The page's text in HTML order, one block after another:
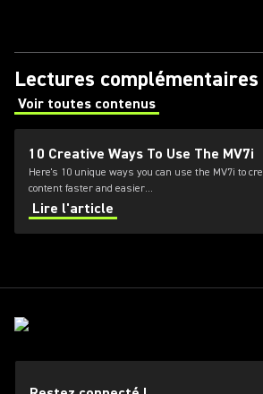
Lectures complémentaires
Voir toutes contenus
(Opens in a new tab)
10 Creative Ways To Use The MV7i
Here's 10 unique ways you can use the MV7i to
content faster and easier...
Lire l'article